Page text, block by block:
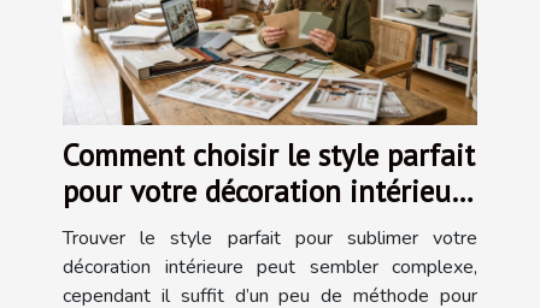
Comment choisir le style parfait
pour votre décoration intérieure
?
Trouver le style parfait pour sublimer votre
décoration intérieure peut sembler complexe,
cependant il suffit d’un peu de méthode pour